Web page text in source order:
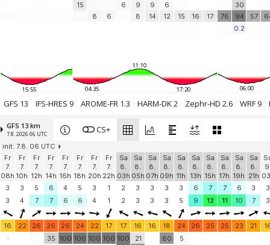
15
8 6
6
9
8
9
14
6
12
15 16 17 76
30
94
57
0.2
15:55
11:10
04:35 17:20 06:00
GFS 13 IFS-HRES 9 AROME-FR 1.3 HARM-DK 2 Zephr-HD 2.6 WRF 9
GFS 13 km
7.8. 2026 06 UTC CS+
init: 7.8. 06 UTC
Fr
7.
08h
Fr
7.
10h
Fr
7.
12h
Fr
7.
14h
Fr
7.
16h
Fr
7.
18h
Fr
7.
20h
Fr
7.
22h
Sa
8.
03h
Sa
8.
05h
Sa
8.
07h
Sa
8.
09h
Sa
8.
11h
Sa
8.
13h
Sa
8.
15h
Sa
8.
17h
Sa
8.
19h
Sa
8.
21h
3
3 5 6 4 5 3 1 2 3 3 3 3 6 7 7 6 3
3
3
4 7 7 6 6 4 1 2 3 3 3 5 9 12 11 10 7 3
16 22 26 26 26 24 22 17 17 16 16 18 24 26 25 25 23 21
-
35 100 100 100 100 100
21
80
5